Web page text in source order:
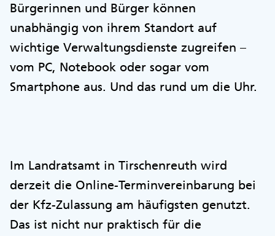
Bürgerinnen und Bürger können
unabhängig von ihrem Standort auf
wichtige Verwaltungsdienste zugreifen –
vom PC, Notebook oder sogar vom
Smartphone aus. Und das rund um die Uhr.
Im Landratsamt in Tirschenreuth wird
derzeit die Online-Terminvereinbarung bei
der Kfz-Zulassung am häufigsten genutzt.
Das ist nicht nur praktisch für die